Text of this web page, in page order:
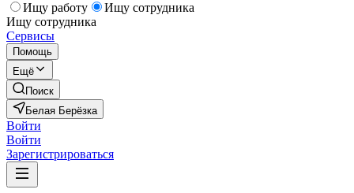
Ищу работу
Ищу сотрудника
Ищу сотрудника
Сервисы
Помощь
Ещё
Поиск
Белая Берёзка
Войти
Войти
Зарегистрироваться